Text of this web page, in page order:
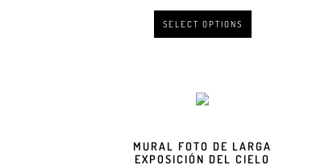
SELECT OPTIONS
MURAL FOTO DE LARGA
EXPOSICIÓN DEL CIELO